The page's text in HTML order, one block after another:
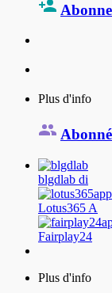
Plus d'info
blgdlab di
Lotus365 A
Fairplay24
Plus d'info